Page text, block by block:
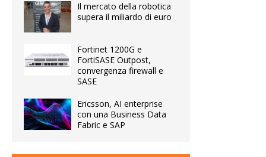
Il mercato della robotica
supera il miliardo di euro
Fortinet 1200G e
FortiSASE Outpost,
convergenza firewall e
SASE
Ericsson, AI enterprise
con una Business Data
Fabric e SAP